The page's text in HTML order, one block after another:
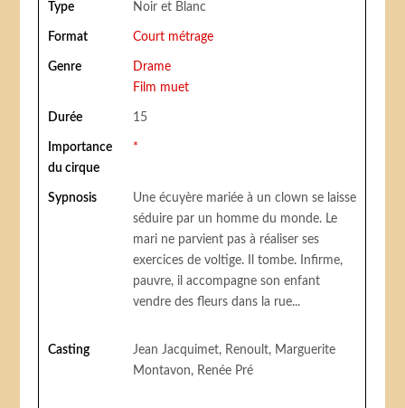
Type Noir et Blanc
Format Court métrage
Genre
Drame
Film muet
Durée 15
Importance
du cirque
*
Sypnosis
Une écuyère mariée à un clown se laisse
séduire par un homme du monde. Le
mari ne parvient pas à réaliser ses
exercices de voltige. Il tombe. Infirme,
pauvre, il accompagne son enfant
vendre des fleurs dans la rue...
Casting
Jean Jacquimet, Renoult, Marguerite
Montavon, Renée Pré